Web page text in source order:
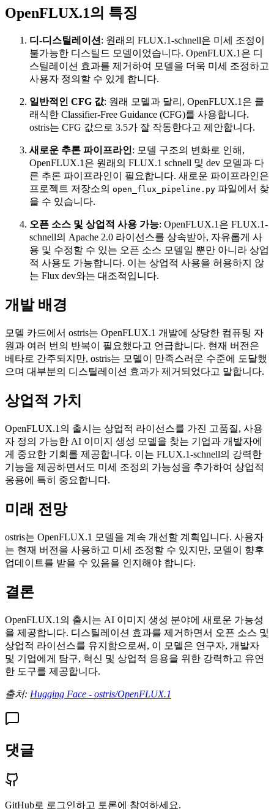
OpenFLUX.1의 특징
디-디스틸레이션: 원래의 FLUX.1-schnell은 미세 조정이
불가능한 디스틸드 모델이었습니다. OpenFLUX.1은 디
스틸레이션 효과를 제거하여 모델을 더욱 미세 조정하고
사용자 정의할 수 있게 합니다.
일반적인 CFG 값: 원래 모델과 달리, OpenFLUX.1은 클
래식한 Classifier-Free Guidance (CFG)를 사용합니다.
ostris는 CFG 값으로 3.5가 잘 작동한다고 제안합니다.
새로운 추론 파이프라인: 모델 구조의 변화로 인해,
OpenFLUX.1은 원래의 FLUX.1 schnell 및 dev 모델과 다
른 추론 파이프라인이 필요합니다. 새로운 파이프라인은
프로젝트 저장소의 open_flux_pipeline.py 파일에서 찾
을 수 있습니다.
오픈 소스 및 상업적 사용 가능: OpenFLUX.1은 FLUX.1-
schnell의 Apache 2.0 라이선스를 상속받아, 자유롭게 사
용 및 수정할 수 있는 오픈 소스 모델일 뿐만 아니라 상업
적 사용도 가능합니다. 이는 상업적 사용을 허용하지 않
는 Flux dev와는 대조적입니다.
개발 배경
모델 카드에서 ostris는 OpenFLUX.1 개발에 상당한 컴퓨팅 자
원과 여러 번의 반복이 필요했다고 언급합니다. 현재 버전은
베타로 간주되지만, ostris는 모델이 만족스러운 수준에 도달했
으며 대부분의 디스틸레이션 효과가 제거되었다고 말합니다.
상업적 가치
OpenFLUX.1의 출시는 상업적 라이선스를 가진 고품질, 사용
자 정의 가능한 AI 이미지 생성 모델을 찾는 기업과 개발자에
게 중요한 기회를 제공합니다. 이는 FLUX.1-schnell의 강력한
기능을 제공하면서도 미세 조정의 가능성을 추가하여 상업적
응용에 특히 중요합니다.
미래 전망
ostris는 OpenFLUX.1 모델을 계속 개선할 계획입니다. 사용자
는 현재 버전을 사용하고 미세 조정할 수 있지만, 모델이 향후
업데이트를 받을 수 있음을 인지해야 합니다.
결론
OpenFLUX.1의 출시는 AI 이미지 생성 분야에 새로운 가능성
을 제공합니다. 디스틸레이션 효과를 제거하면서 오픈 소스 및
상업적 라이선스를 유지함으로써, 이 모델은 연구자, 개발자
및 기업에게 탐구, 혁신 및 상업적 응용을 위한 강력하고 유연
한 도구를 제공합니다.
출처: Hugging Face - ostris/OpenFLUX.1
댓글
GitHub로 로그인하고 토론에 참여하세요.